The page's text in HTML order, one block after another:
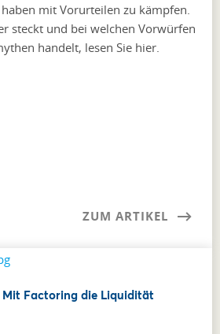
mit Vorurteilen zu kämpfen.
steckt und bei welchen Vorwürfen
handelt, lesen Sie hier.
ZUM ARTIKEL
Mit Factoring die Liquidität